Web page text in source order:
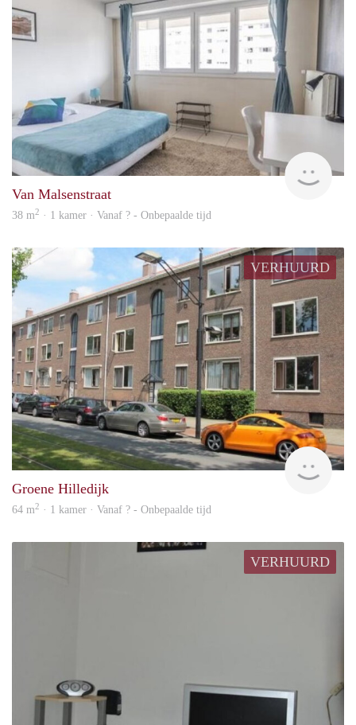
Van Malsenstraat
38 m2 · 1 kamer · Vanaf ? - Onbepaalde tijd
VERHUURD
Groene Hilledijk
64 m2 · 1 kamer · Vanaf ? - Onbepaalde tijd
VERHUURD